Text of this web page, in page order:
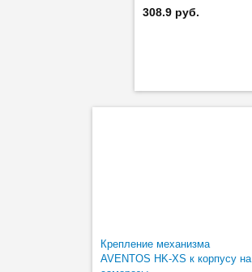
308.9 руб.
Крепление механизма
AVENTOS HK-XS к корпусу на